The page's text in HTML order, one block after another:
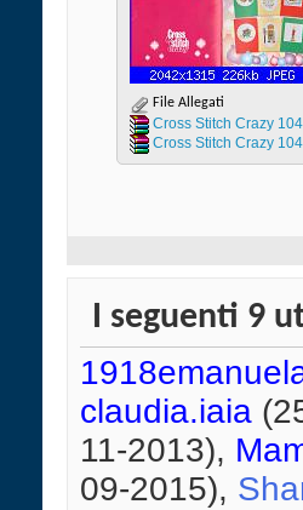
File Allegati
Cross Stitch Crazy
Cross Stitch Crazy
I seguenti 9
claudia.iaia
11-2013),
09-2015),